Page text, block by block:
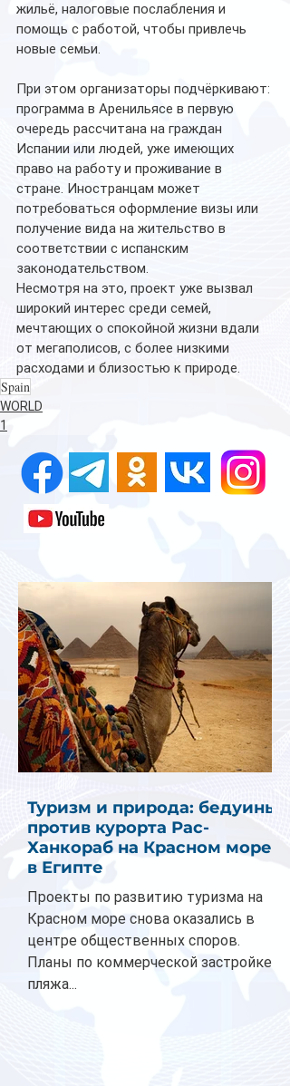
жильё, налоговые послабления и
помощь с работой, чтобы привлечь
новые семьи.
При этом организаторы подчёркивают:
программа в Аренильясе в первую
очередь рассчитана на граждан
Испании или людей, уже имеющих
право на работу и проживание в
стране. Иностранцам может
потребоваться оформление визы или
получение вида на жительство в
соответствии с испанским
законодательством.
Несмотря на это, проект уже вызвал
широкий интерес среди семей,
мечтающих о спокойной жизни вдали
от мегаполисов, с более низкими
расходами и близостью к природе.
Spain
WORLD
1
Туризм и природа: бедуины
против курорта Рас-
Ханкораб на Красном море
в Египте
Проекты по развитию туризма на
Красном море снова оказались в
центре общественных споров.
Планы по коммерческой застройке
пляжа...